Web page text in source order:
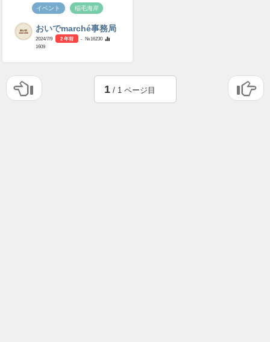
イベント 稲毛海岸
おいでmarché事務局
2024/7/9 2 年前
- №16230
1609
1/ 1 ページ目